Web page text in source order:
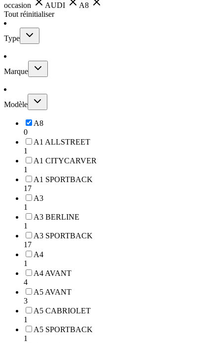
occasion
AUDI
A8
Tout réinitialiser
Type
Marque
Modèle
A8
0
A1 ALLSTREET
1
A1 CITYCARVER
1
A1 SPORTBACK
17
A3
1
A3 BERLINE
1
A3 SPORTBACK
17
A4
1
A4 AVANT
4
A5 AVANT
3
A5 CABRIOLET
1
A5 SPORTBACK
1